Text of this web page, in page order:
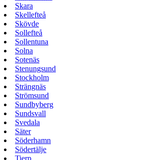
Skara
Skellefteå
Skövde
Sollefteå
Sollentuna
Solna
Sotenäs
Stenungsund
Stockholm
Strängnäs
Strömsund
Sundbyberg
Sundsvall
Svedala
Säter
Söderhamn
Södertälje
Tierp